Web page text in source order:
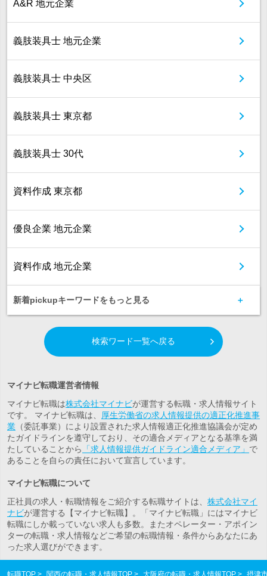
A&R 地元企業
義肢装具士 地元企業
義肢装具士 中央区
義肢装具士 東京都
義肢装具士 30代
資料作成 東京都
優良企業 地元企業
資料作成 地元企業
新着pickupキーワードをもっと見る
検索ワード一覧へ戻る
マイナビ転職運営者情報
マイナビ転職は株式会社マイナビが運営する転職・求人情報サイト
です。 マイナビ転職は、
厚生労働省の求人情報提供の適正化推進事
業 （委託事業）により設置された求人情報適正化推進協議会が定め
たガイドラインを遵守しており、その適合メディアとなる基準を満
たしていることから
「求人情報提供ガイドライン適合メディア」 で
あることを自らの責任において宣言しています。
マイナビ転職について
正社員の求人・転職情報をご紹介する転職サイトは、 株式会社マイ
ナビが運営する【マイナビ転職】。「マイナビ転職」にはマイナビ
転職にしか載っていない求人も多数。またオペレーター・アポイン
ターの転職・求人情報などご希望の転職情報・条件からあなたにあ
った求人選びができます。
転職TOP 関西の転職・求人情報TOP 大阪府の転職・求人情報TOP 摂津